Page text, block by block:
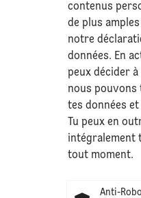
contenus
de plus
notre
données. En
peux décider
nous
tes données
Tu peux en
intégralement
tout moment.
Anti-